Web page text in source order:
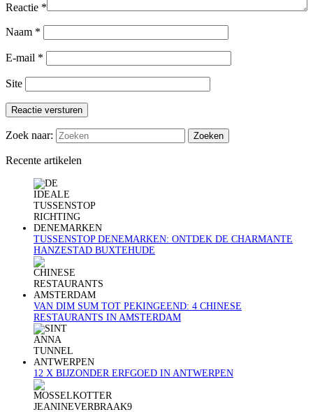
Reactie *
Naam *
E-mail *
Site
Reactie versturen
Zoek naar:
Recente artikelen
TUSSENSTOP DENEMARKEN: ONTDEK DE CHARMANTE
HANZESTAD BUXTEHUDE
VAN DIM SUM TOT PEKINGEEND: 4 CHINESE
RESTAURANTS IN AMSTERDAM
12 X BIJZONDER ERFGOED IN ANTWERPEN